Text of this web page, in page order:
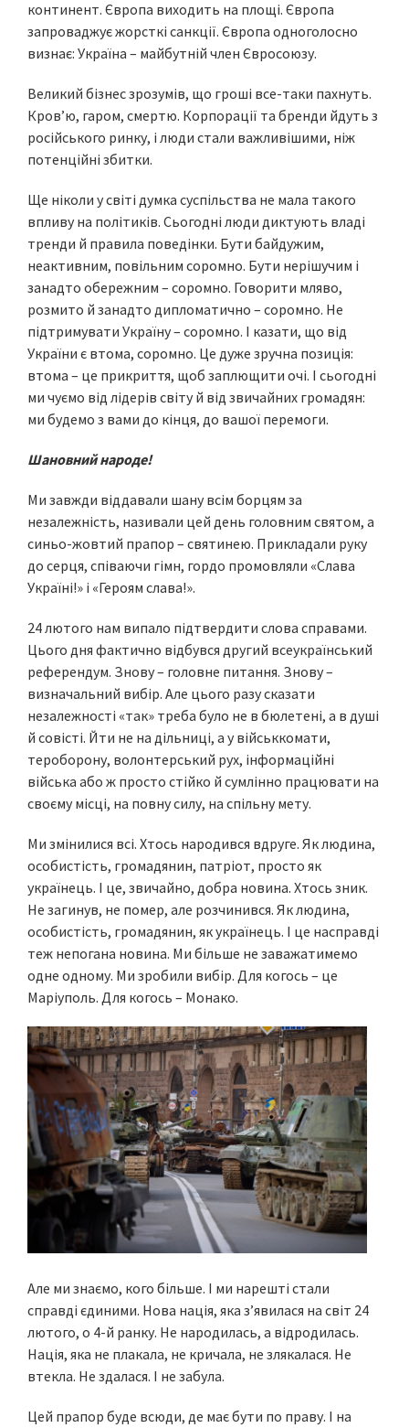
континент. Європа виходить на площі. Європа
запроваджує жорсткі санкції. Європа одноголосно
визнає: Україна – майбутній член Євросоюзу.
Великий бізнес зрозумів, що гроші все-таки пахнуть.
Кров’ю, гаром, смертю. Корпорації та бренди йдуть з
російського ринку, і люди стали важливішими, ніж
потенційні збитки.
Ще ніколи у світі думка суспільства не мала такого
впливу на політиків. Сьогодні люди диктують владі
тренди й правила поведінки. Бути байдужим,
неактивним, повільним соромно. Бути нерішучим і
занадто обережним – соромно. Говорити мляво,
розмито й занадто дипломатично – соромно. Не
підтримувати Україну – соромно. І казати, що від
України є втома, соромно. Це дуже зручна позиція:
втома – це прикриття, щоб заплющити очі. І сьогодні
ми чуємо від лідерів світу й від звичайних громадян:
ми будемо з вами до кінця, до вашої перемоги.
Шановний народе!
Ми завжди віддавали шану всім борцям за
незалежність, називали цей день головним святом, а
синьо-жовтий прапор – святинею. Прикладали руку
до серця, співаючи гімн, гордо промовляли «Слава
Україні!» і «Героям слава!».
24 лютого нам випало підтвердити слова справами.
Цього дня фактично відбувся другий всеукраїнський
референдум. Знову – головне питання. Знову –
визначальний вибір. Але цього разу сказати
незалежності «так» треба було не в бюлетені, а в душі
й совісті. Йти не на дільниці, а у військкомати,
тероборону, волонтерський рух, інформаційні
війська або ж просто стійко й сумлінно працювати на
своєму місці, на повну силу, на спільну мету.
Ми змінилися всі. Хтось народився вдруге. Як людина,
особистість, громадянин, патріот, просто як
українець. І це, звичайно, добра новина. Хтось зник.
Не загинув, не помер, але розчинився. Як людина,
особистість, громадянин, як українець. І це насправді
теж непогана новина. Ми більше не заважатимемо
одне одному. Ми зробили вибір. Для когось – це
Маріуполь. Для когось – Монако.
Але ми знаємо, кого більше. І ми нарешті стали
справді єдиними. Нова нація, яка з’явилася на світ 24
лютого, о 4-й ранку. Не народилась, а відродилась.
Нація, яка не плакала, не кричала, не злякалася. Не
втекла. Не здалася. І не забула.
Цей прапор буде всюди, де має бути по праву. І на